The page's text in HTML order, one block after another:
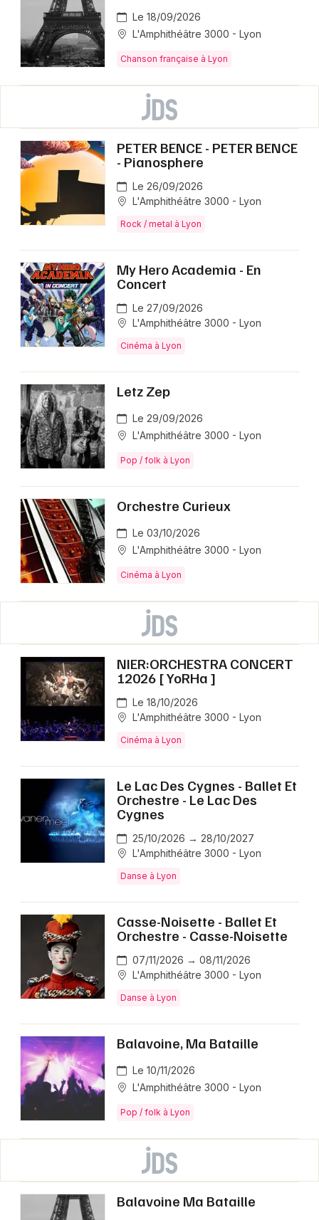
Le 18/09/2026
L'Amphithéâtre 3000 - Lyon
Chanson française à Lyon
PETER BENCE - PETER BENCE
- Pianosphere
Le 26/09/2026
L'Amphithéâtre 3000 - Lyon
Rock / metal à Lyon
My Hero Academia - En
Concert
Le 27/09/2026
L'Amphithéâtre 3000 - Lyon
Cinéma à Lyon
Letz Zep
Le 29/09/2026
L'Amphithéâtre 3000 - Lyon
Pop / folk à Lyon
Orchestre Curieux
Le 03/10/2026
L'Amphithéâtre 3000 - Lyon
Cinéma à Lyon
NIER:ORCHESTRA CONCERT
12026 [ YoRHa ]
Le 18/10/2026
L'Amphithéâtre 3000 - Lyon
Cinéma à Lyon
Le Lac Des Cygnes - Ballet Et
Orchestre - Le Lac Des
Cygnes
25/10/2026 → 28/10/2027
L'Amphithéâtre 3000 - Lyon
Danse à Lyon
Casse-Noisette - Ballet Et
Orchestre - Casse-Noisette
07/11/2026 → 08/11/2026
L'Amphithéâtre 3000 - Lyon
Danse à Lyon
Balavoine, Ma Bataille
Le 10/11/2026
L'Amphithéâtre 3000 - Lyon
Pop / folk à Lyon
Balavoine Ma Bataille